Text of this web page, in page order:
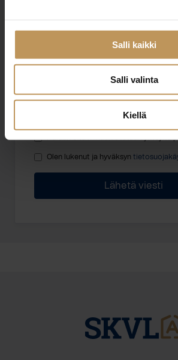
Salli kaikki
Salli valinta
Kiellä
Olen lukenut ja hyväksyn